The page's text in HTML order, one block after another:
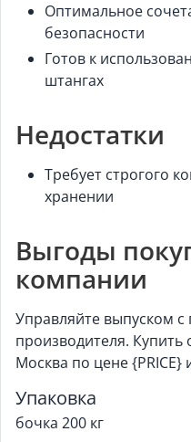
Оптимальное
безопасности
Готов к
штангах
Недостатки
Требует строгого
хранении
Выгоды
компании
Управляйте выпуском
производителя. Купить
Москва по цене {PRICE}
Упаковка
бочка 200 кг